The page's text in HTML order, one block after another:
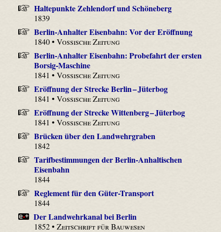
Haltepunkte Zehlendorf und Schöneberg
1839
Berlin-Anhalter Eisenbahn: Vor der Eröffnung
1840 •Vossische Zeitung
Berlin-Anhalter Eisenbahn: Probefahrt der ersten
Borsig-Maschine
1841 •Vossische Zeitung
Eröffnung der Strecke Berlin – Jüterbog
1841 •Vossische Zeitung
Eröffnung der Strecke Wittenberg – Jüterbog
1841 •Vossische Zeitung
Brücken über den Landwehrgraben
1842
Tarifbestimmungen der Berlin-Anhaltischen
Eisenbahn
1844
Reglement für den Güter-Transport
1844
Der Landwehrkanal bei Berlin
1852 •Zeitschrift für Bauwesen